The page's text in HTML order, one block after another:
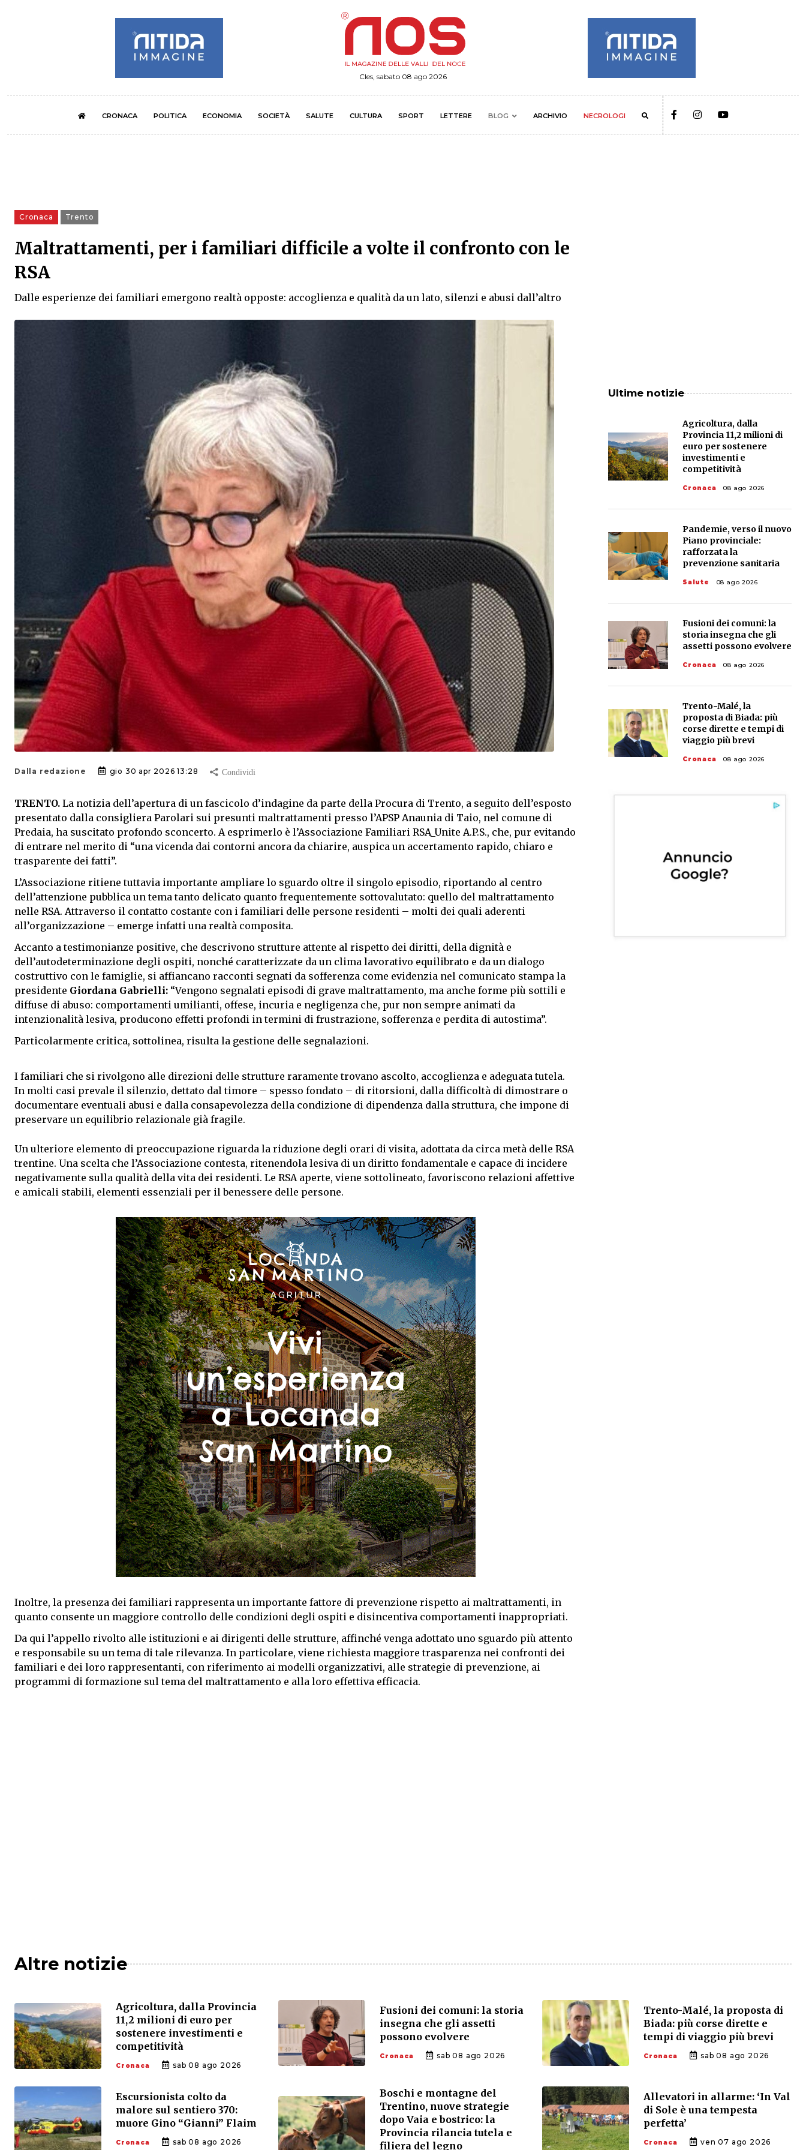
Cles, sabato 08 ago 2026
CRONACA POLITICA ECONOMIA SOCIETÀ SALUTE CULTURA SPORT LETTERE BLOG ARCHIVIO NECROLOGI
Cronaca Trento
Maltrattamenti, per i familiari difficile a volte il confronto con le
RSA
Dalle esperienze dei familiari emergono realtà opposte: accoglienza e qualità da un lato, silenzi e abusi dall’altro
Dalla redazione gio 30 apr 2026 13:28
TRENTO. La notizia dell’apertura di un fascicolo d’indagine da parte della Procura di Trento, a seguito dell’esposto
presentato dalla consigliera Parolari sui presunti maltrattamenti presso l’APSP Anaunia di Taio, nel comune di
Predaia, ha suscitato profondo sconcerto. A esprimerlo è l’Associazione Familiari RSA_Unite A.P.S., che, pur evitando
di entrare nel merito di “una vicenda dai contorni ancora da chiarire, auspica un accertamento rapido, chiaro e
trasparente dei fatti”.
L’Associazione ritiene tuttavia importante ampliare lo sguardo oltre il singolo episodio, riportando al centro
dell’attenzione pubblica un tema tanto delicato quanto frequentemente sottovalutato: quello del maltrattamento
nelle RSA. Attraverso il contatto costante con i familiari delle persone residenti – molti dei quali aderenti
all’organizzazione – emerge infatti una realtà composita.
Accanto a testimonianze positive, che descrivono strutture attente al rispetto dei diritti, della dignità e
dell’autodeterminazione degli ospiti, nonché caratterizzate da un clima lavorativo equilibrato e da un dialogo
costruttivo con le famiglie, si affiancano racconti segnati da sofferenza come evidenzia nel comunicato stampa la
presidente Giordana Gabrielli: “Vengono segnalati episodi di grave maltrattamento, ma anche forme più sottili e
diffuse di abuso: comportamenti umilianti, offese, incuria e negligenza che, pur non sempre animati da
intenzionalità lesiva, producono effetti profondi in termini di frustrazione, sofferenza e perdita di autostima”.
Particolarmente critica, sottolinea, risulta la gestione delle segnalazioni.
I familiari che si rivolgono alle direzioni delle strutture raramente trovano ascolto, accoglienza e adeguata tutela.
In molti casi prevale il silenzio, dettato dal timore – spesso fondato – di ritorsioni, dalla difficoltà di dimostrare o
documentare eventuali abusi e dalla consapevolezza della condizione di dipendenza dalla struttura, che impone di
preservare un equilibrio relazionale già fragile.
Un ulteriore elemento di preoccupazione riguarda la riduzione degli orari di visita, adottata da circa metà delle RSA
trentine. Una scelta che l’Associazione contesta, ritenendola lesiva di un diritto fondamentale e capace di incidere
negativamente sulla qualità della vita dei residenti. Le RSA aperte, viene sottolineato, favoriscono relazioni affettive
e amicali stabili, elementi essenziali per il benessere delle persone.
Inoltre, la presenza dei familiari rappresenta un importante fattore di prevenzione rispetto ai maltrattamenti, in
quanto consente un maggiore controllo delle condizioni degli ospiti e disincentiva comportamenti inappropriati.
Da qui l’appello rivolto alle istituzioni e ai dirigenti delle strutture, affinché venga adottato uno sguardo più attento
e responsabile su un tema di tale rilevanza. In particolare, viene richiesta maggiore trasparenza nei confronti dei
familiari e dei loro rappresentanti, con riferimento ai modelli organizzativi, alle strategie di prevenzione, ai
programmi di formazione sul tema del maltrattamento e alla loro effettiva efficacia.
Ultime notizie
Agricoltura, dalla
Provincia 11,2 milioni di
euro per sostenere
investimenti e
competitività
Cronaca 08 ago 2026
Pandemie, verso il nuovo
Piano provinciale:
rafforzata la
prevenzione sanitaria
Salute 08 ago 2026
Fusioni dei comuni: la
storia insegna che gli
assetti possono evolvere
Cronaca 08 ago 2026
Trento-Malé, la
proposta di Biada: più
corse dirette e tempi di
viaggio più brevi
Cronaca 08 ago 2026
Altre notizie
Agricoltura, dalla Provincia
11,2 milioni di euro per
sostenere investimenti e
competitività
Cronaca sab 08 ago 2026
Fusioni dei comuni: la storia
insegna che gli assetti
possono evolvere
Cronaca sab 08 ago 2026
Trento-Malé, la proposta di
Biada: più corse dirette e
tempi di viaggio più brevi
Cronaca sab 08 ago 2026
Escursionista colto da
malore sul sentiero 370:
muore Gino “Gianni” Flaim
Cronaca sab 08 ago 2026
Boschi e montagne del
Trentino, nuove strategie
dopo Vaia e bostrico: la
Provincia rilancia tutela e
filiera del legno
Allevatori in allarme: ‘In Val
di Sole è una tempesta
perfetta’
Cronaca ven 07 ago 2026